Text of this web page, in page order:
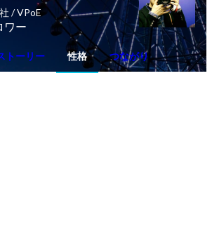
/ VPoE
ワー
トーリー 性格 つながり